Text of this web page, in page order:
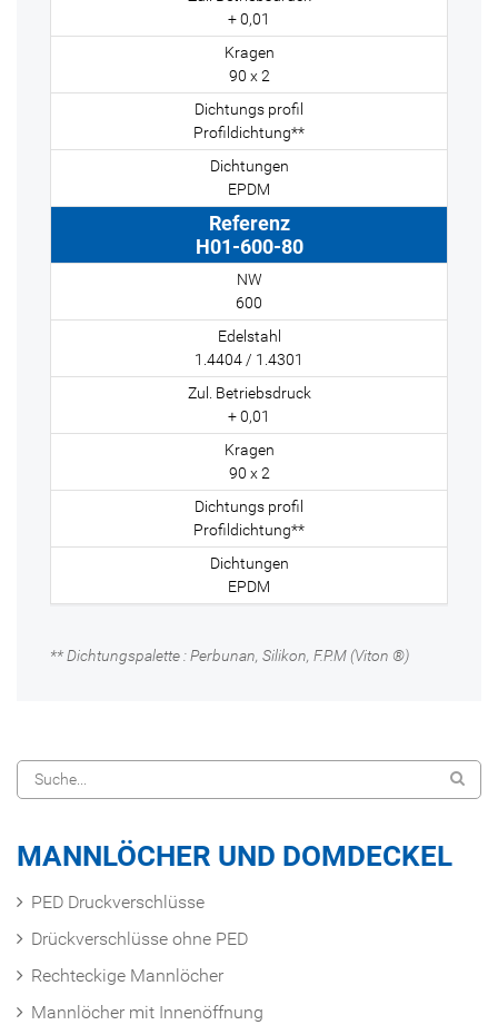
+ 0,01
90 x 2
Profildichtung**
EPDM
H01-600-80
600
1.4404 / 1.4301
+ 0,01
90 x 2
Profildichtung**
EPDM
** Dichtungspalette : Perbunan, Silikon, F.P.M (Viton ®)
MANNLÖCHER UND DOMDECKEL
PED Druckverschlüsse
Drückverschlüsse ohne PED
Rechteckige Mannlöcher
Mannlöcher mit Innenöffnung